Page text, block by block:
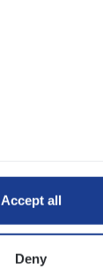
Accept all
Deny